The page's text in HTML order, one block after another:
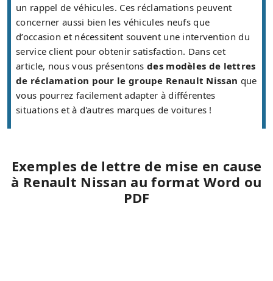
un rappel de véhicules. Ces réclamations peuvent
concerner aussi bien les véhicules neufs que
d’occasion et nécessitent souvent une intervention du
service client pour obtenir satisfaction. Dans cet
article, nous vous présentonsdes modèles de lettres
de réclamation pour le groupe Renault Nissan que
vous pourrez facilement adapter à différentes
situations et à d'autres marques de voitures !
Exemples de lettre de mise en cause
à Renault Nissan au format Word ou
PDF